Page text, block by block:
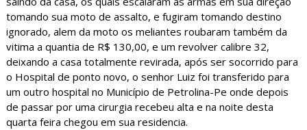
tomando sua moto de assalto, e fugiram tomando destino
ignorado, alem da moto os meliantes roubaram também da
vitima a quantia de R$ 130,00, e um revolver calibre 32,
deixando a casa totalmente revirada, após ser socorrido para
o Hospital de ponto novo, o senhor Luiz foi transferido para
um outro hospital no Município de Petrolina-Pe onde depois
de passar por uma cirurgia recebeu alta e na noite desta
quarta feira chegou em sua residencia.